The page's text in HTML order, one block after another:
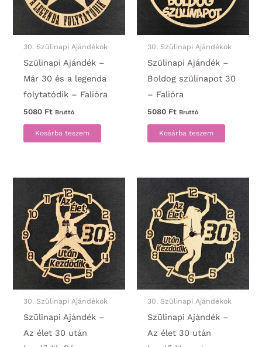
30. Szülinapi Ajándékok
Szülinapi Ajándék –
Már 30 és a legenda
folytatódik – Falióra
5080 Ft Bruttó
Kosárba teszem
30. Szülinapi Ajándékok
Szülinapi Ajándék –
Boldog szülinapot 30
– Falióra
5080 Ft Bruttó
Kosárba teszem
30. Szülinapi Ajándékok
Szülinapi Ajándék –
Az élet 30 után
30. Szülinapi Ajándékok
Szülinapi Ajándék –
Az élet 30 után